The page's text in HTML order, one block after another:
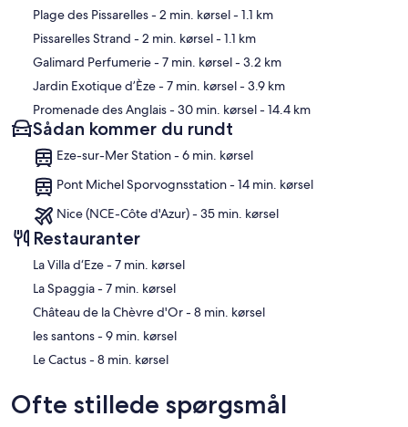
Kort
Plage des Pissarelles- 2 min. kørsel- 1.1 km
Pissarelles Strand - 2 min. kørsel- 1.1 km
Galimard Perfumerie- 7 min. kørsel- 3.2 km
Jardin Exotique d’Èze- 7 min. kørsel- 3.9 km
Promenade des Anglais- 30 min. kørsel- 14.4 km
Sådan kommer du rundt
Eze-sur-Mer Station - 6 min. kørsel
Pont Michel Sporvognsstation - 14 min. kørsel
Nice (NCE-Côte d'Azur) - 35 min. kørsel
Restauranter
‪La Villa d‘Eze - ‬7 min. kørsel
‪La Spaggia - ‬7 min. kørsel
‪Château de la Chèvre d'Or - ‬8 min. kørsel
‪les santons - ‬9 min. kørsel
‪Le Cactus - ‬8 min. kørsel
Ofte stillede spørgsmål